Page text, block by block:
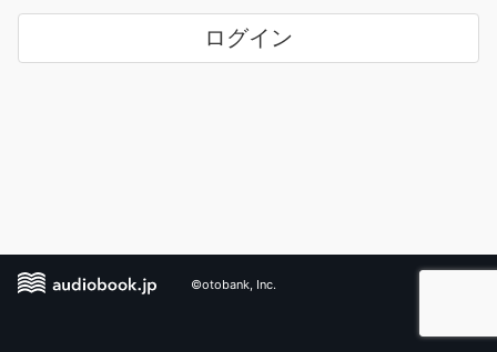
ログイン
©otobank, Inc.